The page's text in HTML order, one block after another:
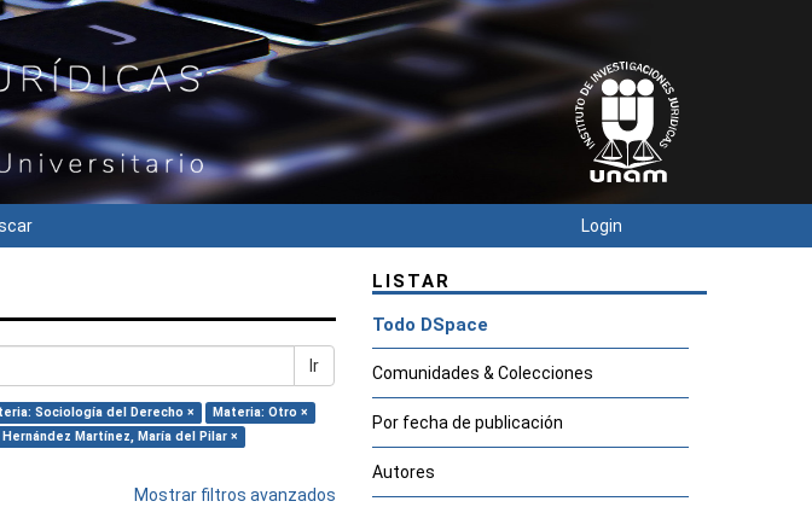
Login
Ir
Sociología del Derecho ×
Materia: Otro ×
Martínez, María del Pilar ×
Mostrar filtros avanzados
LISTAR
Todo DSpace
Comunidades & Colecciones
Por fecha de publicación
Autores